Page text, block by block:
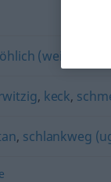
(weiter)
, keck,
, schlankweg